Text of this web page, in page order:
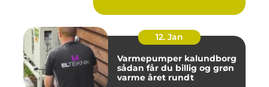
12. Jan
Varmepumper kalundborg
sådan får du billig og grøn
varme året rundt